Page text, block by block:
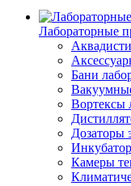
Лабораторные
Бани
Вортексы
Дозаторы
Камеры